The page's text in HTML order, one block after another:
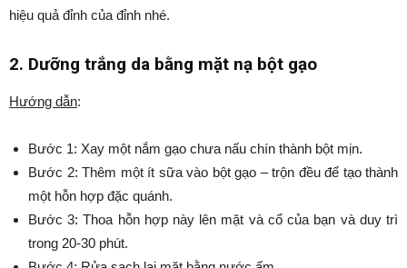
hiệu quả đỉnh của đỉnh nhé.
2. Dưỡng trắng da bằng mặt nạ bột gạo
Hướng dẫn:
Bước 1: Xay một nắm gạo chưa nấu chín thành bột mịn.
Bước 2: Thêm một ít sữa vào bột gạo – trộn đều để tạo thành
một hỗn hợp đặc quánh.
Bước 3: Thoa hỗn hợp này lên mặt và cổ của bạn và duy trì
trong 20-30 phút.